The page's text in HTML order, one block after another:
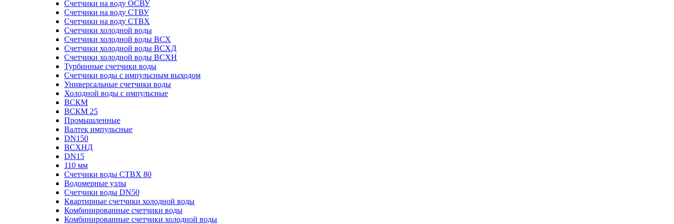
Счетчики на воду ОСВУ
Счетчики на воду СТВУ
Счетчики на воду СТВХ
Счетчики холодной воды
Счетчики холодной воды ВСХ
Счетчики холодной воды ВСХД
Счетчики холодной воды ВСХН
Турбинные счетчики воды
Счетчики воды с импульсным выходом
Универсальные счетчики воды
Холодной воды с импульсные
ВСКМ
ВСКМ 25
Промышленные
Валтек импульсные
DN150
ВСХНД
DN15
110 мм
Счетчики воды СТВХ 80
Водомерные узлы
Счетчики воды DN50
Квартирные счетчики холодной воды
Комбинированные счетчики воды
Комбинированные счетчики холодной воды